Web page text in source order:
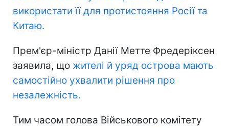
використати її для протистояння Росії та
Китаю.
Прем'єр-міністр Данії Метте Фредеріксен
заявила, що жителі й уряд острова мають
самостійно ухвалити рішення про
незалежність.
Тим часом голова Військового комітету